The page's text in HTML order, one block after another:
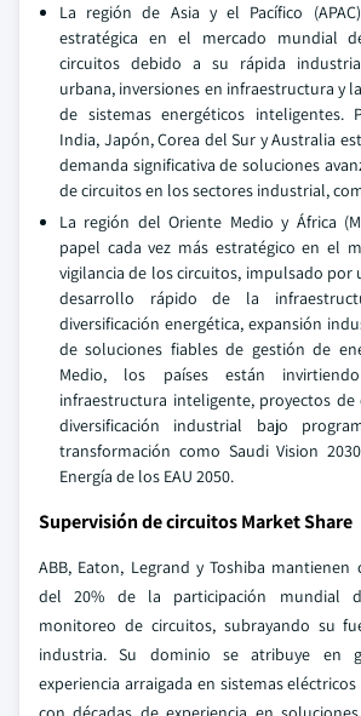
La región de Asia y el Pacífico
estratégica en el mercado mundial
circuitos debido a su rápida
urbana, inversiones en infraestructura y
de sistemas energéticos inteligentes.
India, Japón, Corea del Sur y Australia
demanda significativa de soluciones
de circuitos en los sectores industrial,
La región del Oriente Medio y África
papel cada vez más estratégico en el
vigilancia de los circuitos, impulsado por
desarrollo rápido de la
diversificación energética, expansión
de soluciones fiables de gestión de
Medio, los países están
infraestructura inteligente, proyectos de
diversificación industrial bajo
transformación como Saudi Vision
Energía de los EAU 2050.
Supervisión de circuitos Market Share
ABB, Eaton, Legrand y Toshiba mantienen
del 20% de la participación mundial
monitoreo de circuitos, subrayando su
industria. Su dominio se atribuye en
experiencia arraigada en sistemas